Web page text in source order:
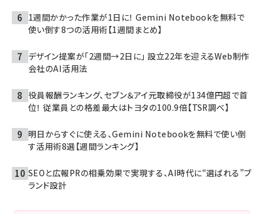
1週間かかった作業が1日に！ Gemini Notebookを無料で
使い倒す8つの活用術【1週間まとめ】
デザイン提案が「2週間→2日に」 設立22年を迎えるWeb制作
会社のAI活用法
役員報酬ランキング、セブン＆アイ元取締役が134億円超で首
位！ 従業員との格差最大はトヨタの100.9倍【TSR調べ】
明日からすぐに使える、Gemini Notebookを無料で使い倒
す活用術8選【週間ランキング】
SEOと広報PRの相乗効果で実現する、AI時代に“選ばれる”ブ
ランド設計